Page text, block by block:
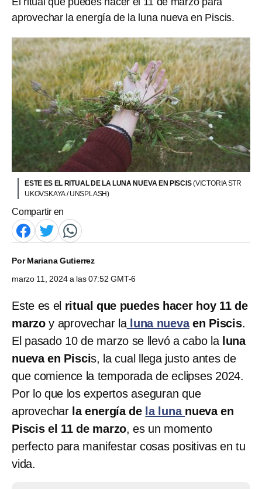
aprovechar la energía de la luna nueva en Piscis.
ESTE ES EL RITUAL DE LA LUNA NUEVA EN PISCIS(VICTORIA STR
UKOVSKAYA / UNSPLASH)
Compartir en
PorMariana Gutierrez
marzo 11, 2024 a las 07:52 GMT-6
Este es el ritual que puedes hacer hoy 11 de
marzo y aprovechar la luna nuevaen Piscis.
El pasado 10 de marzo se llevó a cabo la luna
nueva en Piscis, la cual llega justo antes de
que comience la temporada de eclipses 2024.
Por lo que los expertos aseguran que
aprovechar la energía de la luna nueva en
Piscis el 11 de marzo, es un momento
perfecto para manifestar cosas positivas en tu
vida.